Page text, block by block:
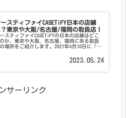
スティファイCASETiFY日本の店舗
？東京や大阪/名古屋/福岡の取扱店！
スティファイCASETiFYの日本の店舗はどこ
か、東京や大阪、名古屋、福岡にある取扱
場所をご紹介します。2021年4月10日に「ケ
設店舗が、大阪にオープンし、2022年7月2...
2023.05.24
サーリンク